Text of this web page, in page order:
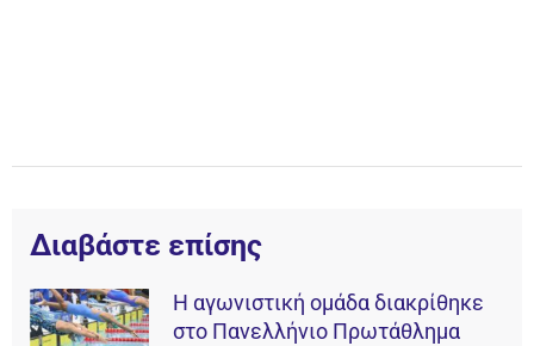
Διαβάστε επίσης
Η αγωνιστική ομάδα διακρίθηκε
στο Πανελλήνιο Πρωτάθλημα